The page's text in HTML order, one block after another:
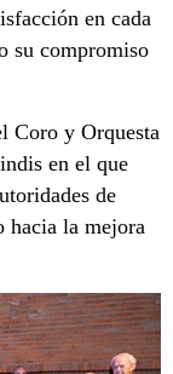
en cada
su compromiso
Coro y Orquesta
en el que
de
hacia la mejora